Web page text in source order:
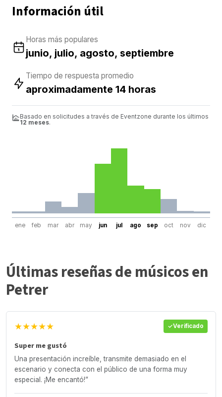
Información útil
Horas más populares
junio, julio, agosto, septiembre
Tiempo de respuesta promedio
aproximadamente 14 horas
Basado en solicitudes a través de Eventzone durante los últimos
12 meses.
ene feb mar abr may jun jul ago sep oct nov dic
Últimas reseñas de músicos en
Petrer
★★★★★ Verificado
Super me gustó
Una presentación increíble, transmite demasiado en el
escenario y conecta con el público de una forma muy
especial. ¡Me encantó!”